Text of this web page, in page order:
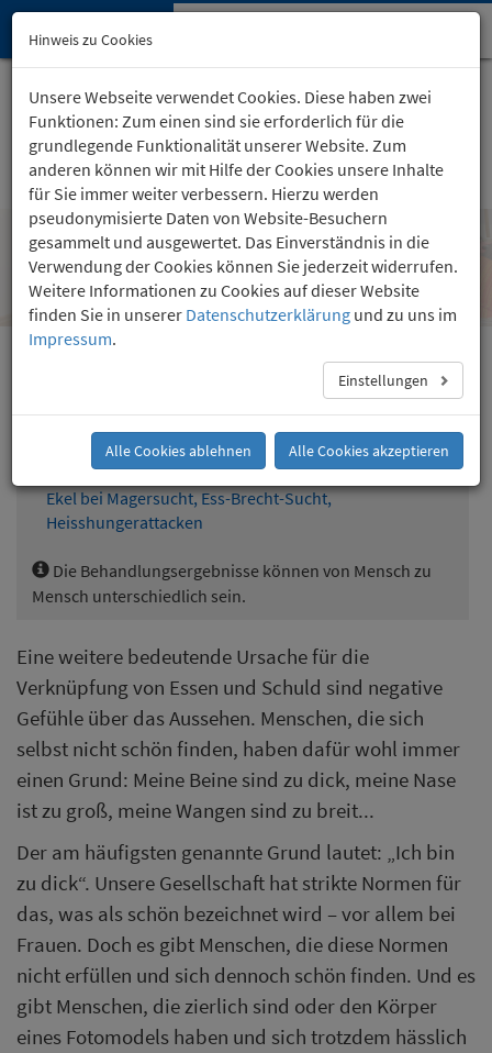
Hypnose-Institut
(0221) 36 757 24
Mögliche Ursache: Negative Gefühle
über das Aussehen
Mögliche Ursache: Negative Gefühle über das
Aussehen
Ekel bei Magersucht, Ess-Brecht-Sucht,
Heisshungerattacken
Die Behandlungsergebnisse können von Mensch zu
Mensch unterschiedlich sein.
Eine weitere bedeutende Ursache für die
Verknüpfung von Essen und Schuld sind negative
Gefühle über das Aussehen. Menschen, die sich
selbst nicht schön finden, haben dafür wohl immer
einen Grund: Meine Beine sind zu dick, meine Nase
ist zu groß, meine Wangen sind zu breit...
Der am häufigsten genannte Grund lautet: „Ich bin
zu dick“. Unsere Gesellschaft hat strikte Normen für
das, was als schön bezeichnet wird – vor allem bei
Frauen. Doch es gibt Menschen, die diese Normen
nicht erfüllen und sich dennoch schön finden. Und es
gibt Menschen, die zierlich sind oder den Körper
eines Fotomodels haben und sich trotzdem hässlich
Hinweis zu Cookies
Unsere Webseite verwendet Cookies. Diese haben zwei
Funktionen: Zum einen sind sie erforderlich für die
grundlegende Funktionalität unserer Website. Zum
anderen können wir mit Hilfe der Cookies unsere Inhalte
für Sie immer weiter verbessern. Hierzu werden
pseudonymisierte Daten von Website-Besuchern
gesammelt und ausgewertet. Das Einverständnis in die
Verwendung der Cookies können Sie jederzeit widerrufen.
Weitere Informationen zu Cookies auf dieser Website
finden Sie in unserer Datenschutzerklärung und zu uns im
Impressum.
Einstellungen
Alle Cookies ablehnen Alle Cookies akzeptieren